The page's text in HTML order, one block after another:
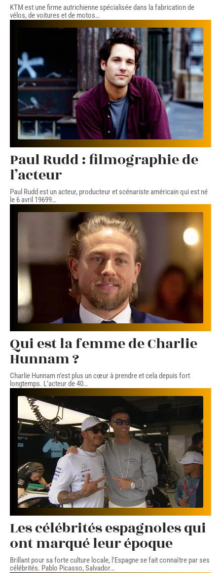
KTM est une firme autrichienne spécialisée dans la fabrication de
vélos, de voitures et de motos…
Paul Rudd : filmographie de
l’acteur
Paul Rudd est un acteur, producteur et scénariste américain qui est né
le 6 avril 19699…
Qui est la femme de Charlie
Hunnam ?
Charlie Hunnam n’est plus un cœur à prendre et cela depuis fort
longtemps. L’acteur de 40…
Les célébrités espagnoles qui
ont marqué leur époque
Brillant pour sa forte culture locale, l'Espagne se fait connaître par ses
célébrités. Pablo Picasso, Salvador…